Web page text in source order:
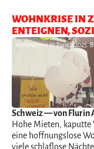
WOHNKRISE IN
ENTEIGNEN,
Wohndemo in Zürich 2025.
Schweiz— von Flurin
Hohe Mieten, kaputte
eine hoffnungslose
viele schlaflose